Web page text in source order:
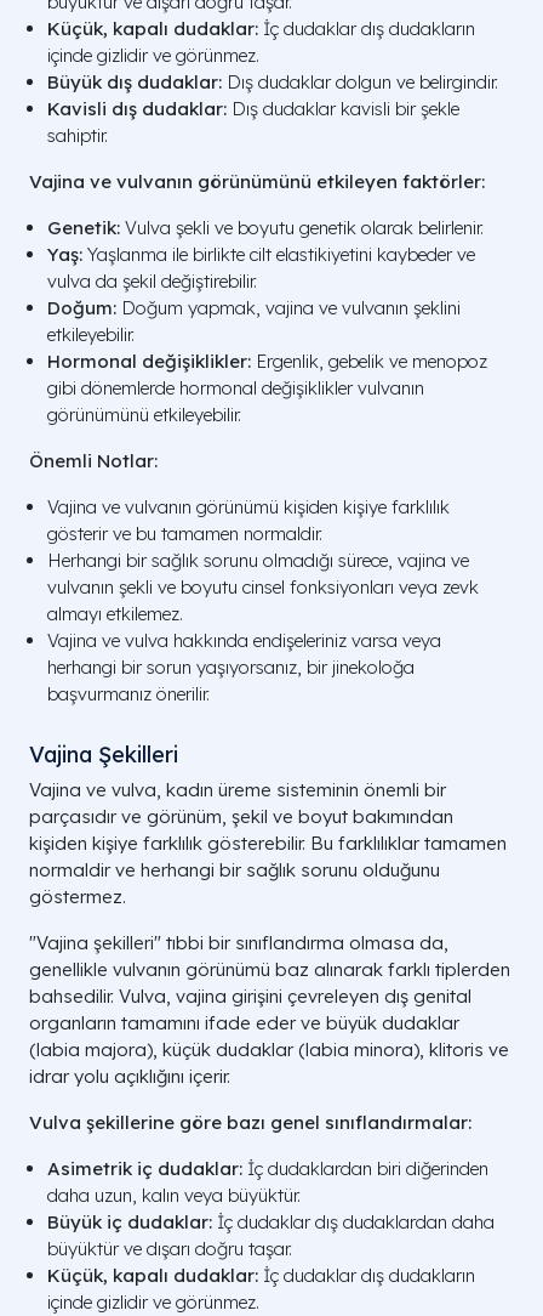
Küçük, kapalı dudaklar: İç dudaklar dış dudakların
içinde gizlidir ve görünmez.
Büyük dış dudaklar: Dış dudaklar dolgun ve belirgindir.
Kavisli dış dudaklar: Dış dudaklar kavisli bir şekle
sahiptir.
Vajina ve vulvanın görünümünü etkileyen faktörler:
Genetik: Vulva şekli ve boyutu genetik olarak belirlenir.
Yaş: Yaşlanma ile birlikte cilt elastikiyetini kaybeder ve
vulva da şekil değiştirebilir.
Doğum: Doğum yapmak, vajina ve vulvanın şeklini
etkileyebilir.
Hormonal değişiklikler: Ergenlik, gebelik ve menopoz
gibi dönemlerde hormonal değişiklikler vulvanın
görünümünü etkileyebilir.
Önemli Notlar:
Vajina ve vulvanın görünümü kişiden kişiye farklılık
gösterir ve bu tamamen normaldir.
Herhangi bir sağlık sorunu olmadığı sürece, vajina ve
vulvanın şekli ve boyutu cinsel fonksiyonları veya zevk
almayı etkilemez.
Vajina ve vulva hakkında endişeleriniz varsa veya
herhangi bir sorun yaşıyorsanız, bir jinekoloğa
başvurmanız önerilir.
Vajina Şekilleri​
Vajina ve vulva, kadın üreme sisteminin önemli bir
parçasıdır ve görünüm, şekil ve boyut bakımından
kişiden kişiye farklılık gösterebilir. Bu farklılıklar tamamen
normaldir ve herhangi bir sağlık sorunu olduğunu
göstermez.
"Vajina şekilleri" tıbbi bir sınıflandırma olmasa da,
genellikle vulvanın görünümü baz alınarak farklı tiplerden
bahsedilir. Vulva, vajina girişini çevreleyen dış genital
organların tamamını ifade eder ve büyük dudaklar
(labia majora), küçük dudaklar (labia minora), klitoris ve
idrar yolu açıklığını içerir.
Vulva şekillerine göre bazı genel sınıflandırmalar:
Asimetrik iç dudaklar: İç dudaklardan biri diğerinden
daha uzun, kalın veya büyüktür.
Büyük iç dudaklar: İç dudaklar dış dudaklardan daha
büyüktür ve dışarı doğru taşar.
Küçük, kapalı dudaklar: İç dudaklar dış dudakların
içinde gizlidir ve görünmez.